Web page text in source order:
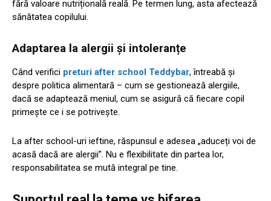
fără valoare nutrițională reală. Pe termen lung, asta afectează
sănătatea copilului.
Adaptarea la alergii și intoleranțe
Când verifici preturi after school Teddybar, întreabă și
despre politica alimentară – cum se gestionează alergiile,
dacă se adaptează meniul, cum se asigură că fiecare copil
primește ce i se potrivește.
La after school-uri ieftine, răspunsul e adesea „aduceți voi de
acasă dacă are alergii”. Nu e flexibilitate din partea lor,
responsabilitatea se mută integral pe tine.